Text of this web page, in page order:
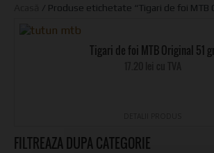
/ Produse etichetate “Tigari de foi MTB
Tigari de foi MTB Original 51
FILTREAZA DUPA CATEGORIE